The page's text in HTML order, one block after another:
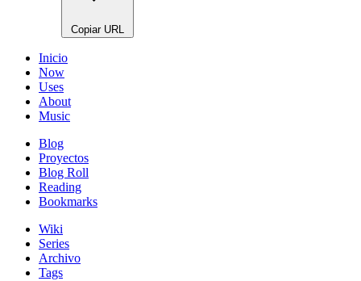
Copiar URL
Inicio
Now
Uses
About
Music
Blog
Proyectos
Blog Roll
Reading
Bookmarks
Wiki
Series
Archivo
Tags